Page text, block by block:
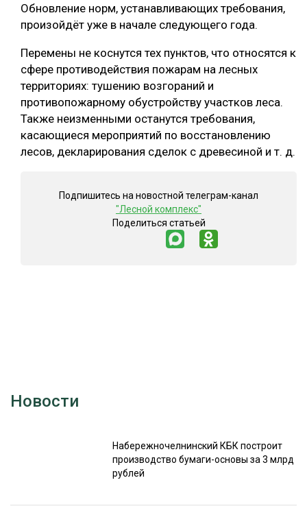
Обновление норм, устанавливающих требования,
произойдёт уже в начале следующего года.
Перемены не коснутся тех пунктов, что относятся к
сфере противодействия пожарам на лесных
территориях: тушению возгораний и
противопожарному обустройству участков леса.
Также неизменными останутся требования,
касающиеся мероприятий по восстановлению
лесов, декларирования сделок с древесиной и т. д.
Подпишитесь на новостной телеграм-канал
"Лесной комплекс"
Поделиться статьей
Новости
Набережночелнинский КБК построит
производство бумаги-основы за 3 млрд
рублей